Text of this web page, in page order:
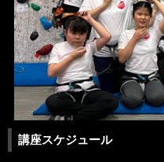
講座スケジュール